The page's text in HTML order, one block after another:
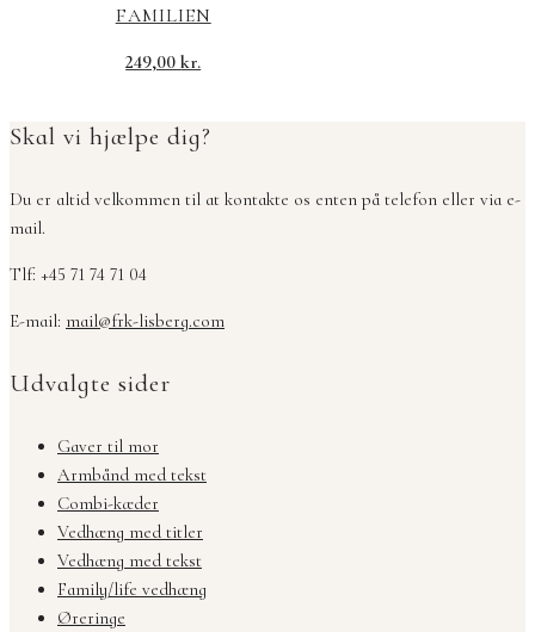
FAMILIEN
249,00kr.
Skal vi hjælpe dig?
Du er altid velkommen til at kontakte os enten på telefon eller via e-
mail.
Tlf: +45 71 74 71 04
E-mail: mail@frk-lisberg.com
Udvalgte sider
Gaver til mor
Armbånd med tekst
Combi-kæder
Vedhæng med titler
Vedhæng med tekst
Family/life vedhæng
Øreringe